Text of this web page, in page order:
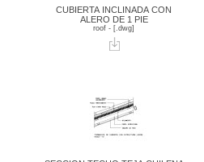
CUBIERTA INCLINADA CON
ALERO DE 1 PIE
roof - [.dwg]